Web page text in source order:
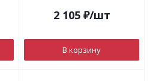
2 105₽/шт
В корзину